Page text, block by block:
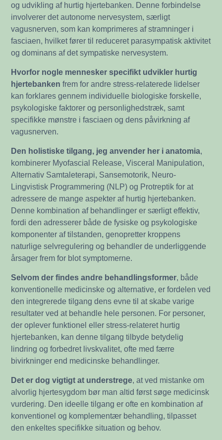
og udvikling af hurtig hjertebanken. Denne forbindelse
involverer det autonome nervesystem, særligt
vagusnerven, som kan komprimeres af stramninger i
fasciaen, hvilket fører til reduceret parasympatisk aktivitet
og dominans af det sympatiske nervesystem.
Hvorfor nogle mennesker specifikt udvikler hurtig
hjertebanken frem for andre stress-relaterede lidelser
kan forklares gennem individuelle biologiske forskelle,
psykologiske faktorer og personlighedstræk, samt
specifikke mønstre i fasciaen og dens påvirkning af
vagusnerven.
Den holistiske tilgang, jeg anvender her i anatomia,
kombinerer Myofascial Release, Visceral Manipulation,
Alternativ Samtaleterapi, Sansemotorik, Neuro-
Lingvistisk Programmering (NLP) og Protreptik for at
adressere de mange aspekter af hurtig hjertebanken.
Denne kombination af behandlinger er særligt effektiv,
fordi den adresserer både de fysiske og psykologiske
komponenter af tilstanden, genopretter kroppens
naturlige selvregulering og behandler de underliggende
årsager frem for blot symptomerne.
Selvom der findes andre behandlingsformer, både
konventionelle medicinske og alternative, er fordelen ved
den integrerede tilgang dens evne til at skabe varige
resultater ved at behandle hele personen. For personer,
der oplever funktionel eller stress-relateret hurtig
hjertebanken, kan denne tilgang tilbyde betydelig
lindring og forbedret livskvalitet, ofte med færre
bivirkninger end medicinske behandlinger.
Det er dog vigtigt at understrege, at ved mistanke om
alvorlig hjertesygdom bør man altid først søge medicinsk
vurdering. Den ideelle tilgang er ofte en kombination af
konventionel og komplementær behandling, tilpasset
den enkeltes specifikke situation og behov.